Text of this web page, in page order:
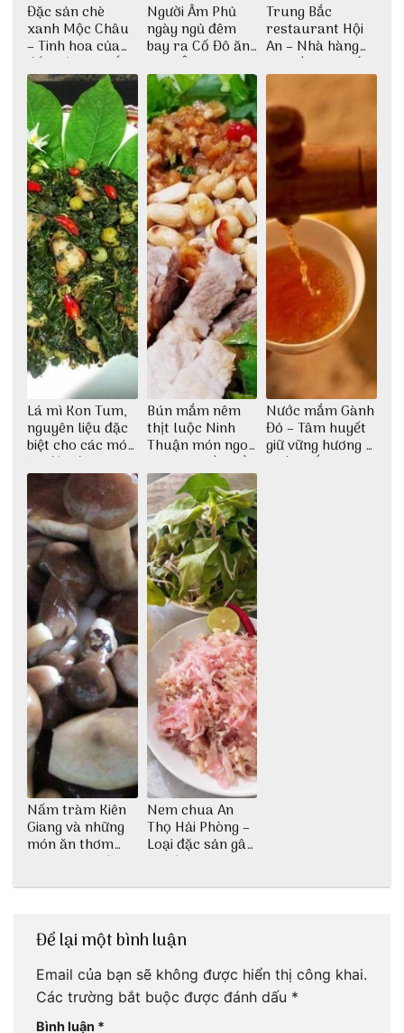
Đặc sản chè
xanh Mộc Châu
– Tinh hoa của
đất trời Tây Bắc
Người Âm Phủ
ngày ngủ đêm
bay ra Cố Đô ăn
Cơm Âm Phủ
Huế
Trung Bắc
restaurant Hội
An – Nhà hàng
cao lầu có thiết
kế vô cùng ấn
tượng giữa lòng
phố Hội
Lá mì Kon Tum,
nguyên liệu đặc
biệt cho các món
ăn độc đáo
Bún mắm nêm
thịt luộc Ninh
Thuận món ngon
dân dã miền biển
Nước mắm Gành
Đỏ – Tâm huyết
giữ vững hương vị
nước mắm sau
Nấm tràm Kiên
Giang và những
món ăn thơm
ngon khó cưỡng
Nem chua An
Thọ Hải Phòng –
Loại đặc sản gây
nghiện
Để lại một bình luận
Email của bạn sẽ không được hiển thị công khai.
Các trường bắt buộc được đánh dấu *
Bình luận *